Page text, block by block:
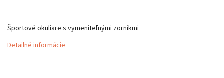
Športové okuliare s vymeniteľnými zorníkmi
Detailné informácie